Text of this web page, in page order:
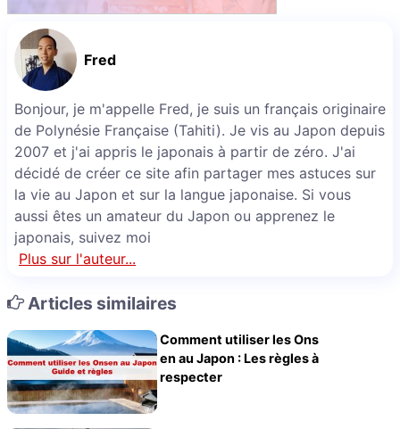
Fred
Bonjour, je m'appelle Fred, je suis un français originaire
de Polynésie Française (Tahiti). Je vis au Japon depuis
2007 et j'ai appris le japonais à partir de zéro. J'ai
décidé de créer ce site afin partager mes astuces sur
la vie au Japon et sur la langue japonaise. Si vous
aussi êtes un amateur du Japon ou apprenez le
japonais, suivez moi
Plus sur l'auteur...
Articles similaires
Comment utiliser les Ons
en au Japon : Les règles à
respecter